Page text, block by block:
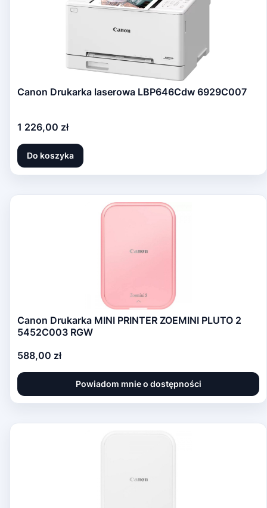
Canon Drukarka laserowa LBP646Cdw 6929C007
Cena
1 226,00 zł
Do koszyka
Canon Drukarka MINI PRINTER ZOEMINI PLUTO 2
5452C003 RGW
Cena
588,00 zł
Powiadom mnie o dostępności